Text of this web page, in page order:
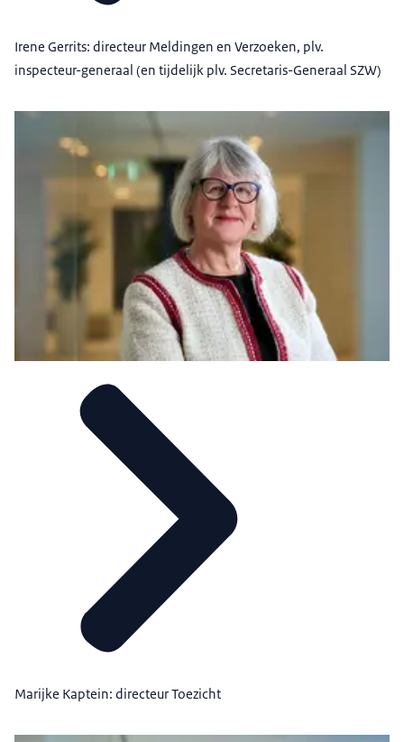
Irene Gerrits: directeur Meldingen en Verzoeken, plv.
inspecteur-generaal (en tijdelijk plv. Secretaris-Generaal SZW)
Marijke Kaptein: directeur Toezicht